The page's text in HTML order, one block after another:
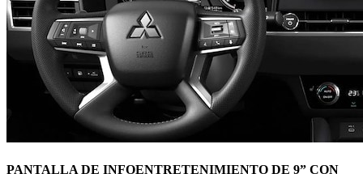
PANTALLA DE INFOENTRETENIMIENTO DE 9” CON